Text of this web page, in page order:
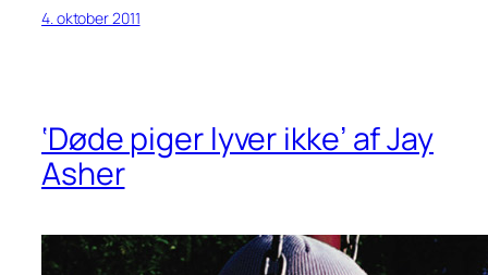
4. oktober 2011
‘Døde piger lyver ikke’ af Jay
Asher